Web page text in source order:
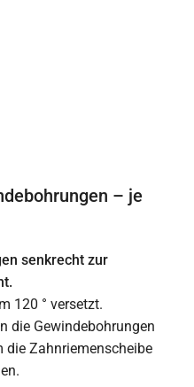
– je
senkrecht zur
120 ° versetzt.
die Gewindebohrungen
die Zahnriemenscheibe